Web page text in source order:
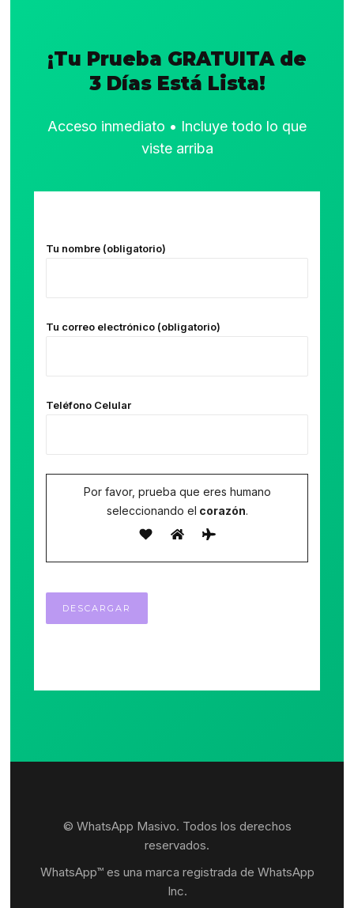
¡Tu Prueba GRATUITA de
3 Días Está Lista!
Acceso inmediato • Incluye todo lo que
viste arriba
Tu nombre (obligatorio)
Tu correo electrónico (obligatorio)
Teléfono Celular
Por favor, prueba que eres humano
seleccionando el corazón.
© WhatsApp Masivo. Todos los derechos
reservados.
WhatsApp™ es una marca registrada de WhatsApp
Inc.